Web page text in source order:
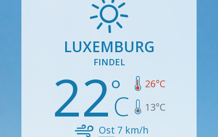
LUXEMBURG
FINDEL
22 26°C
13°C
Ost 7 km/h